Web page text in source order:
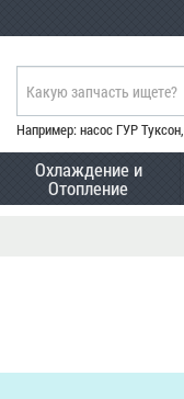
Например: насос ГУР
Охлаждение и
Отопление